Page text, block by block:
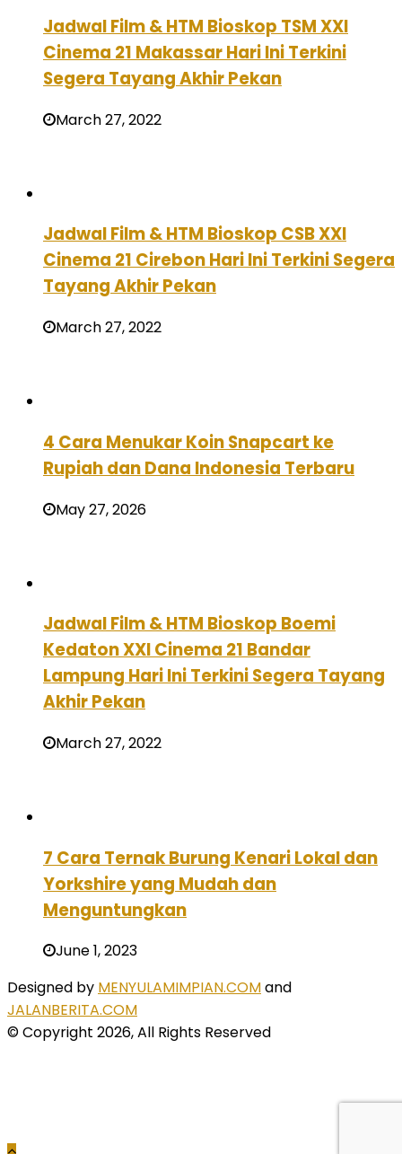
Jadwal Film & HTM Bioskop TSM XXI
Cinema 21 Makassar Hari Ini Terkini
Segera Tayang Akhir Pekan
March 27, 2022
Jadwal Film & HTM Bioskop CSB XXI
Cinema 21 Cirebon Hari Ini Terkini Segera
Tayang Akhir Pekan
March 27, 2022
4 Cara Menukar Koin Snapcart ke
Rupiah dan Dana Indonesia Terbaru
May 27, 2026
Jadwal Film & HTM Bioskop Boemi
Kedaton XXI Cinema 21 Bandar
Lampung Hari Ini Terkini Segera Tayang
Akhir Pekan
March 27, 2022
7 Cara Ternak Burung Kenari Lokal dan
Yorkshire yang Mudah dan
Menguntungkan
June 1, 2023
Designed by MENYULAMIMPIAN.COMand
JALANBERITA.COM
© Copyright 2026, All Rights Reserved